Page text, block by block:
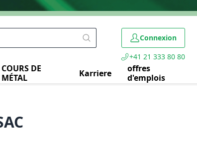
Connexion
+41 21 333 80 80
COURS DE
MÉTAL
Karriere
offres
d'emplois